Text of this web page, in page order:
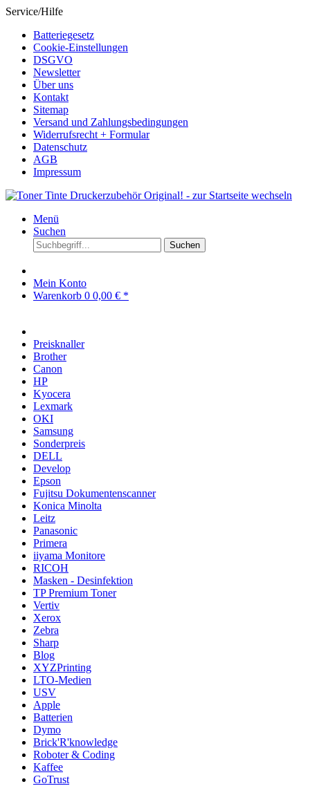
Service/Hilfe
Batteriegesetz
Cookie-Einstellungen
DSGVO
Newsletter
Über uns
Kontakt
Sitemap
Versand und Zahlungsbedingungen
Widerrufsrecht + Formular
Datenschutz
AGB
Impressum
Menü
Suchen
Suchen
Mein Konto
Warenkorb 0 0,00 € *
Preisknaller
Brother
Canon
HP
Kyocera
Lexmark
OKI
Samsung
Sonderpreis
DELL
Develop
Epson
Fujitsu Dokumentenscanner
Konica Minolta
Leitz
Panasonic
Primera
iiyama Monitore
RICOH
Masken - Desinfektion
TP Premium Toner
Vertiv
Xerox
Zebra
Sharp
Blog
XYZPrinting
LTO-Medien
USV
Apple
Batterien
Dymo
Brick'R'knowledge
Roboter & Coding
Kaffee
GoTrust